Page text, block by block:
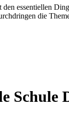
essentiellen
die
Schule